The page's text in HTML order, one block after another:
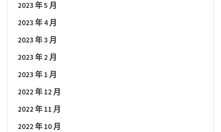
2023 年 5 月
2023 年 4 月
2023 年 3 月
2023 年 2 月
2023 年 1 月
2022 年 12 月
2022 年 11 月
2022 年 10 月